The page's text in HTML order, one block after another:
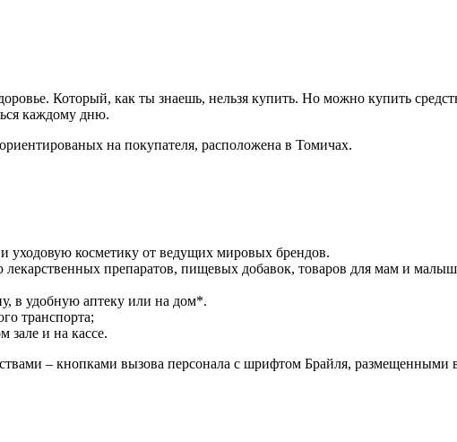
Который, как ты знаешь, нельзя купить. Но можно купить
каждому дню.
на покупателя, расположена в Томичах.
уходовую косметику от ведущих мировых брендов.
препаратов, пищевых добавок, товаров для мам и
в удобную аптеку или на дом*.
транспорта;
зале и на кассе.
– кнопками вызова персонала с шрифтом Брайля, размещенными